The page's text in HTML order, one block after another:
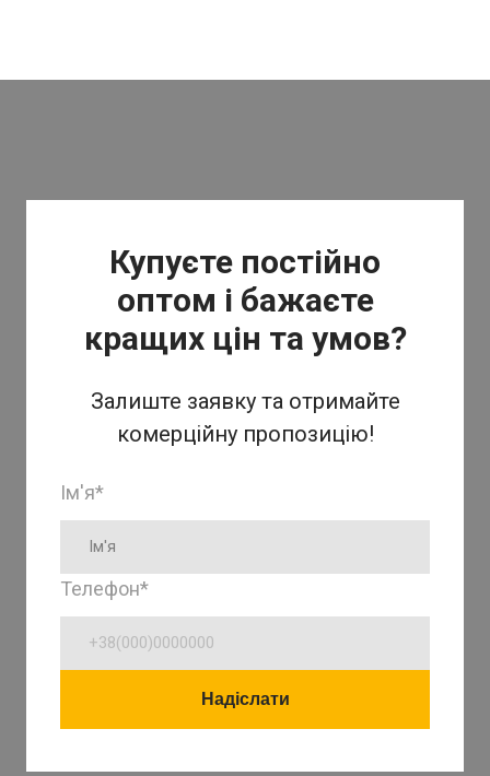
Купуєте постійно
оптом і бажаєте
кращих цін та умов?
Залиште заявку та отримайте
комерційну пропозицію!
Ім'я*
Телефон*
Надіслати